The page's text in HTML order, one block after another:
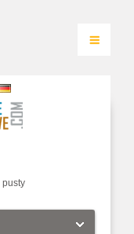
pusty